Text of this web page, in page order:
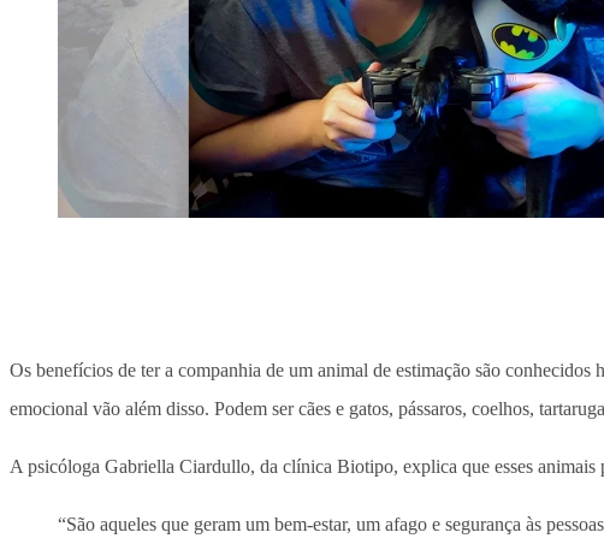
Os benefícios de ter a companhia de um animal de estimação são
emocional vão além disso. Podem ser cães e gatos, pássaros, coelhos,
A psicóloga Gabriella Ciardullo, da clínica Biotipo, explica que esses animais
“São aqueles que geram um bem-estar, um afago e segurança às